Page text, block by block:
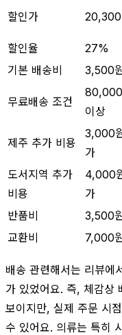
할인가 20,300
할인율
27%
기본 배송비
3,500
무료배송 조건
이상
제주 추가 비용
3,000
가
도서지역 추가
비용
4,000
가
반품비 3,500
교환비
7,000
배송 관련해서는 리뷰에
가 있었어요. 즉, 체감상
보이지만, 실제 주문 시
수 있어요. 의류는 특히